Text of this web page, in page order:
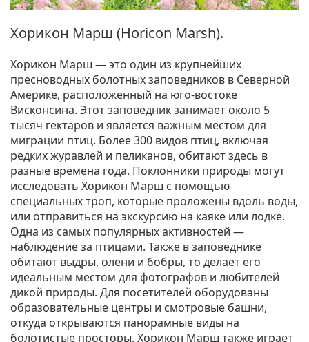
Хорикон Марш (Horicon Marsh).
Хорикон Марш — это один из крупнейших
пресноводных болотных заповедников в Северной
Америке, расположенный на юго-востоке
Висконсина. Этот заповедник занимает около 5
тысяч гектаров и является важным местом для
миграции птиц. Более 300 видов птиц, включая
редких журавлей и пеликанов, обитают здесь в
разные времена года. Поклонники природы могут
исследовать Хорикон Марш с помощью
специальных троп, которые проложены вдоль воды,
или отправиться на экскурсию на каяке или лодке.
Одна из самых популярных активностей —
наблюдение за птицами. Также в заповеднике
обитают выдры, олени и бобры, то делает его
идеальным местом для фотографов и любителей
дикой природы. Для посетителей оборудованы
образовательные центры и смотровые башни,
откуда открываются панорамные виды на
болотистые просторы. Хорикон Марш также играет